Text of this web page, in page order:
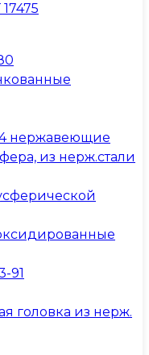
нержавеющие
из нерж.стали
91
головка из нерж.